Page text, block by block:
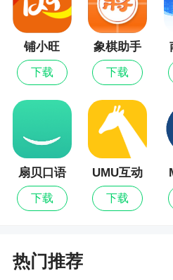
4、【修复】修复部分
铺小旺
下载
象棋助手
下载
扇贝口语
下载
UMU互动
下载
热门推荐